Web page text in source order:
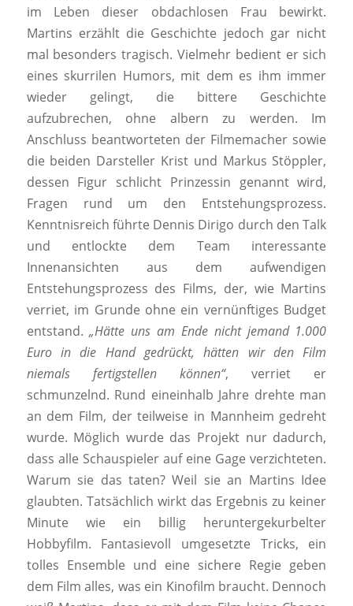
im Leben dieser obdachlosen Frau bewirkt.
Martins erzählt die Geschichte jedoch gar nicht
mal besonders tragisch. Vielmehr bedient er sich
eines skurrilen Humors, mit dem es ihm immer
wieder gelingt, die bittere Geschichte
aufzubrechen, ohne albern zu werden. Im
Anschluss beantworteten der Filmemacher sowie
die beiden Darsteller Krist und Markus Stöppler,
dessen Figur schlicht Prinzessin genannt wird,
Fragen rund um den Entstehungsprozess.
Kenntnisreich führte Dennis Dirigo durch den Talk
und entlockte dem Team interessante
Innenansichten aus dem aufwendigen
Entstehungsprozess des Films, der, wie Martins
verriet, im Grunde ohne ein vernünftiges Budget
entstand.„Hätte uns am Ende nicht jemand 1.000
Euro in die Hand gedrückt, hätten wir den Film
niemals fertigstellen können“, verriet er
schmunzelnd. Rund eineinhalb Jahre drehte man
an dem Film, der teilweise in Mannheim gedreht
wurde. Möglich wurde das Projekt nur dadurch,
dass alle Schauspieler auf eine Gage verzichteten.
Warum sie das taten? Weil sie an Martins Idee
glaubten. Tatsächlich wirkt das Ergebnis zu keiner
Minute wie ein billig heruntergekurbelter
Hobbyfilm. Fantasievoll umgesetzte Tricks, ein
tolles Ensemble und eine sichere Regie geben
dem Film alles, was ein Kinofilm braucht. Dennoch